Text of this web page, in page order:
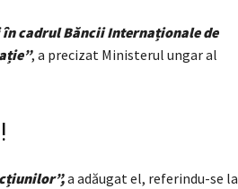
cadrul Băncii Internaționale de
, a precizat Ministerul ungar al
a adăugat el, referindu-se la